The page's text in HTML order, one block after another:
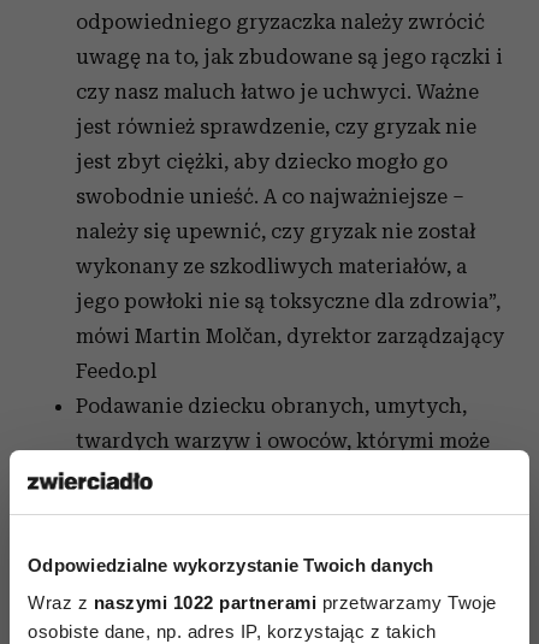
Odpowiedzialne wykorzystanie Twoich danych
Wraz z naszymi 1022 partnerami przetwarzamy Twoje
osobiste dane, np. adres IP, korzystając z takich
odpowiedniego gryzaczka należy zwrócić
uwagę na to, jak zbudowane są jego rączki i
czy nasz maluch łatwo je uchwyci. Ważne
jest również sprawdzenie, czy gryzak nie
jest zbyt ciężki, aby dziecko mogło go
swobodnie unieść. A co najważniejsze –
należy się upewnić, czy gryzak nie został
wykonany ze szkodliwych materiałów, a
jego powłoki nie są toksyczne dla zdrowia”,
mówi Martin Molčan, dyrektor zarządzający
Feedo.pl
Podawanie dziecku obranych, umytych,
twardych warzyw i owoców, którymi może
masować sobie dziąsła.
Masowanie dziąsła maluszka specjalną
nasączonym naparem z rumianku lub
szałwii.